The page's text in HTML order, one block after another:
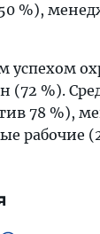
%),
(72 %).
78 %),
рабочие